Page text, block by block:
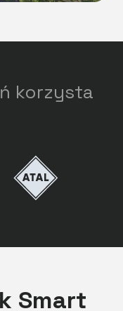
korzysta
Smart